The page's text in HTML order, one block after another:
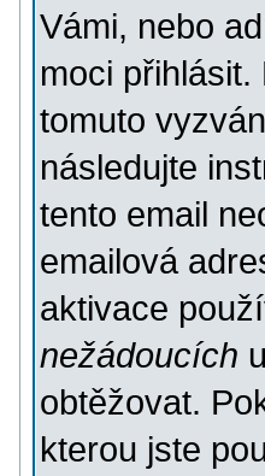
Vámi, nebo
moci
tomuto
následujte
tento email
emailová
aktivace
nežádoucích
obtěžovat.
kterou jste